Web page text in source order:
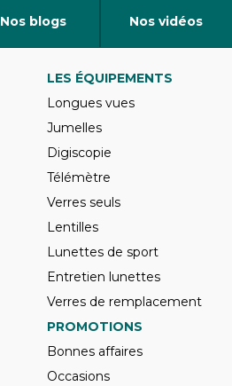
Nos blogs Nos vidéos
LES ÉQUIPEMENTS
Longues vues
Jumelles
Digiscopie
Télémètre
Verres seuls
Lentilles
Lunettes de sport
Entretien lunettes
Verres de remplacement
PROMOTIONS
Bonnes affaires
Occasions